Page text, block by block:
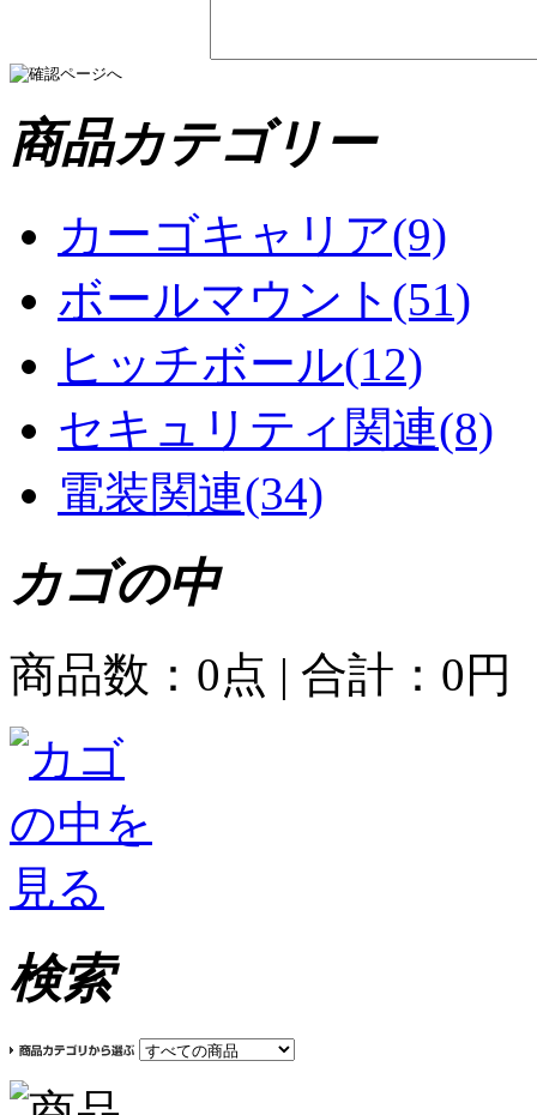
商品カテゴリー
カーゴキャリア(9)
ボールマウント(51)
ヒッチボール(12)
セキュリティ関連(8)
電装関連(34)
カゴの中
商品数：0点 | 合計： 0円
検索